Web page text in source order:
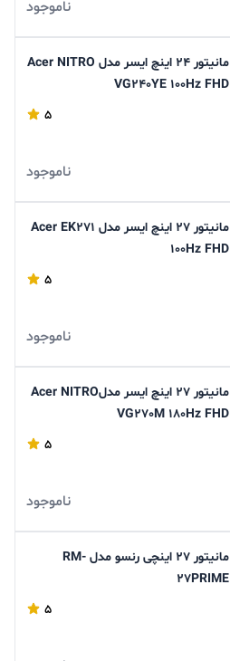
ناموجود
مانیتور 24 اینچ ایسر مدل Acer NITRO
VG240YE 100Hz FHD
5
ناموجود
مانیتور 27 اینچ ایسر مدل Acer EK271
100Hz FHD
5
ناموجود
مانیتور 27 اینچ ایسر مدلAcer NITRO
VG270M 180Hz FHD
5
ناموجود
مانیتور 27 اینچی رنسو مدل RM-
27PRIME
5